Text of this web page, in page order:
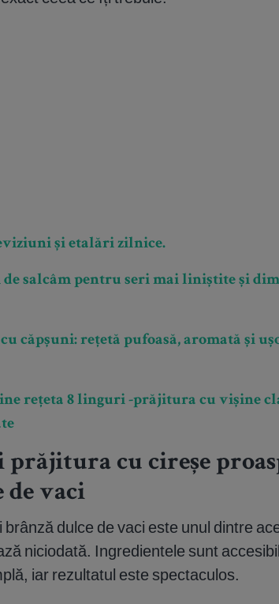
și etalări zilnice.
salcâm pentru seri mai liniștite și
căpșuni: rețetă pufoasă, aromată și
rețeta 8 linguri -prăjitura cu vișine
prăjitura cu cireșe
de vaci
dulce de vaci este unul dintre
niciodată. Ingredientele sunt
iar rezultatul este spectaculos.